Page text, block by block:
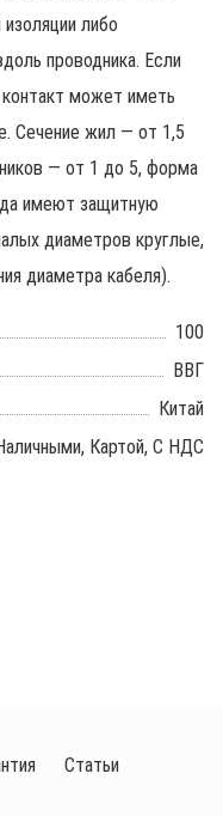
либо
проводника. Если
может иметь
Сечение жил — от 1,5
— от 1 до 5, форма
имеют защитную
диаметров круглые,
диаметра кабеля).
100
ВВГ
Китай
Картой, С НДС
Статьи